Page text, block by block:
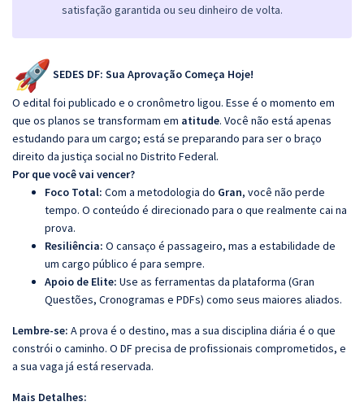
satisfação garantida ou seu dinheiro de volta.
SEDES DF: Sua Aprovação Começa Hoje!
O edital foi publicado e o cronômetro ligou. Esse é o momento em
que os planos se transformam em atitude. Você não está apenas
estudando para um cargo; está se preparando para ser o braço
direito da justiça social no Distrito Federal.
Por que você vai vencer?
Foco Total: Com a metodologia do Gran, você não perde
tempo. O conteúdo é direcionado para o que realmente cai na
prova.
Resiliência: O cansaço é passageiro, mas a estabilidade de
um cargo público é para sempre.
Apoio de Elite: Use as ferramentas da plataforma (Gran
Questões, Cronogramas e PDFs) como seus maiores aliados.
Lembre-se: A prova é o destino, mas a sua disciplina diária é o que
constrói o caminho. O DF precisa de profissionais comprometidos, e
a sua vaga já está reservada.
Mais Detalhes: